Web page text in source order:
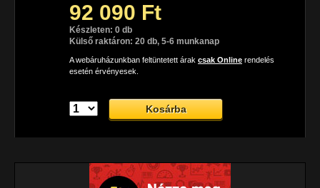
92 090 Ft
Készleten: 0 db
Külső raktáron: 20 db, 5-6 munkanap
A webáruházunkban feltüntetett árak csak Online rendelés
esetén érvényesek.